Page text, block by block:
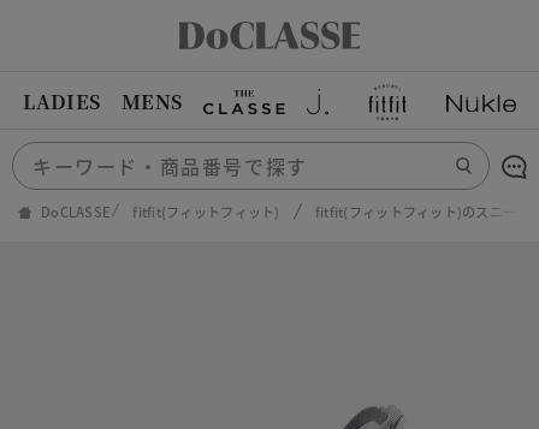
LADIES MENS
DoCLASSE fitfit(フィットフィット) fitfit(フィットフィット)のスニーカ